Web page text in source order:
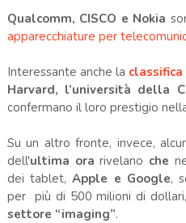
Qualcomm, CISCO e Nokia
apparecchiature per
Interessante anche la
Harvard, l’università della
confermano il loro prestigio
Su un altro fronte, invece,
dell'ultima ora rivelano che
dei tablet,Apple e Google,
per più di 500 milioni di dollari,
settore “imaging”.